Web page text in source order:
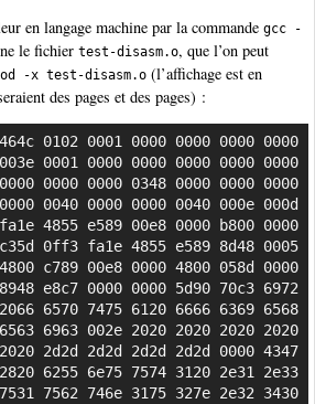
en langage machine par la commande gcc -
le fichier test-disasm.o, que l’on peut
od -x test-disasm.o (l’affichage est en
des pages et des pages) :
0102 0001 0000 0000 0000 0000
0001 0000 0000 0000 0000 0000
0000 0000 0348 0000 0000 0000
0040 0000 0000 0040 000e 000d
4855 e589 00e8 0000 b800 0000
0ff3 fa1e 4855 e589 8d48 0005
c789 00e8 0000 4800 058d 0000
e8c7 0000 0000 5d90 70c3 6972
6570 7475 6120 6666 6369 6568
6963 002e 2020 2020 2020 2020
2d2d 2d2d 2d2d 2d2d 0000 4347
6255 6e75 7574 3120 2e31 2e33
7562 746e 3175 327e 2e32 3430